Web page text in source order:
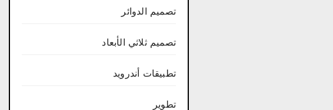
تصميم الدوائر
تصميم ثلاثي الأبعاد
تطبيقات أندرويد
تطوير